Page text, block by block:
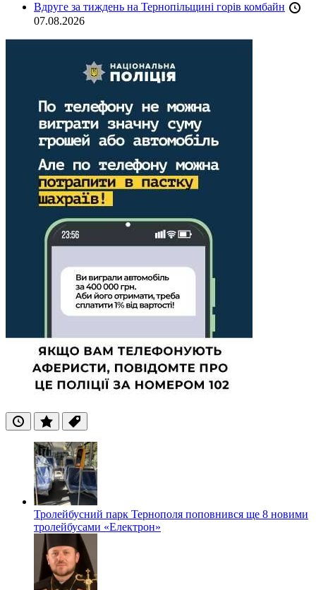
Вдруге за тиждень на Тернопільщині горів комбайн
07.08.2026
ОстанніПопулярні
Теги
Тролейбусний парк Тернополя поповнився ще 8 новими
тролейбусами «Електрон»